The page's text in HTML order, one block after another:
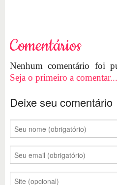
Comentários
Nenhum comentário foi
Seja o primeiro a comentar...
Deixe seu comentário